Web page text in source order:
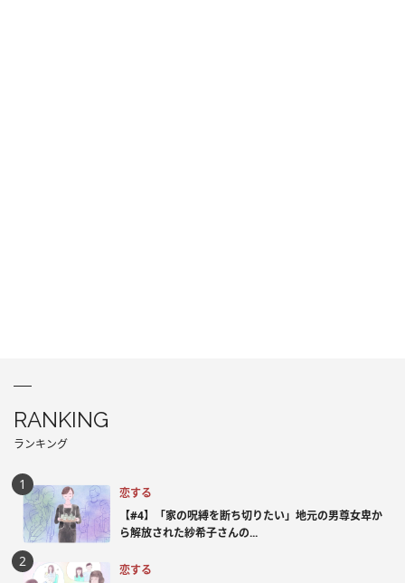
RANKING
ランキング
恋する
【#4】「家の呪縛を断ち切りたい」地元の男尊女卑か
ら解放された紗希子さんの...
恋する